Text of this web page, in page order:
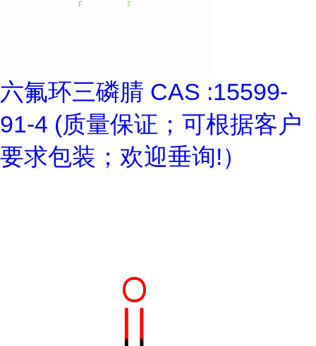
六氟环三磷腈 CAS :15599-
91-4 (质量保证；可根据客户
要求包装；欢迎垂询!）